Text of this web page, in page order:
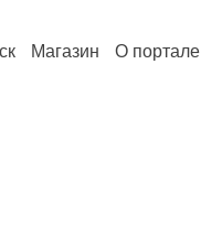
Магазин О портале